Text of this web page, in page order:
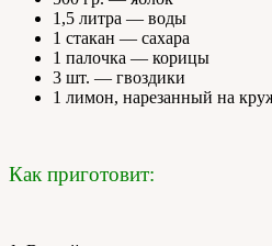
1,5 литра — воды
1 стакан — сахара
1 палочка — корицы
3 шт. — гвоздики
1 лимон, нарезанный на
Как приготовит: